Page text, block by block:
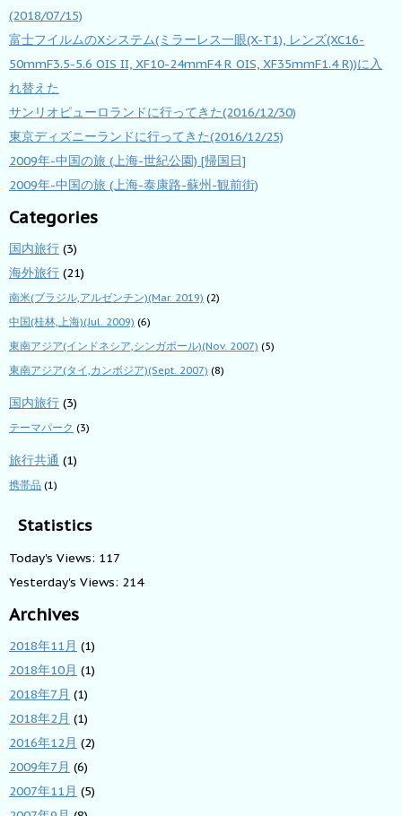
(2018/07/15)
富士フイルムのXシステム(ミラーレス一眼(X-T1), レンズ(XC16-
50mmF3.5-5.6 OIS II, XF10-24mmF4 R OIS, XF35mmF1.4 R))に入
れ替えた
サンリオピューロランドに行ってきた(2016/12/30)
東京ディズニーランドに行ってきた(2016/12/25)
2009年-中国の旅 (上海-世紀公園) [帰国日]
2009年-中国の旅 (上海-泰康路-蘇州-観前街)
Categories
国内旅行 (3)
海外旅行 (21)
南米(ブラジル,アルゼンチン)(Mar. 2019) (2)
中国(桂林,上海)(Jul. 2009) (6)
東南アジア(インドネシア,シンガポール)(Nov. 2007) (5)
東南アジア(タイ,カンボジア)(Sept. 2007) (8)
国内旅行 (3)
テーマパーク (3)
旅行共通 (1)
携帯品 (1)
Statistics
Today's Views: 117
Yesterday's Views: 214
Archives
2018年11月 (1)
2018年10月 (1)
2018年7月 (1)
2018年2月 (1)
2016年12月 (2)
2009年7月 (6)
2007年11月 (5)